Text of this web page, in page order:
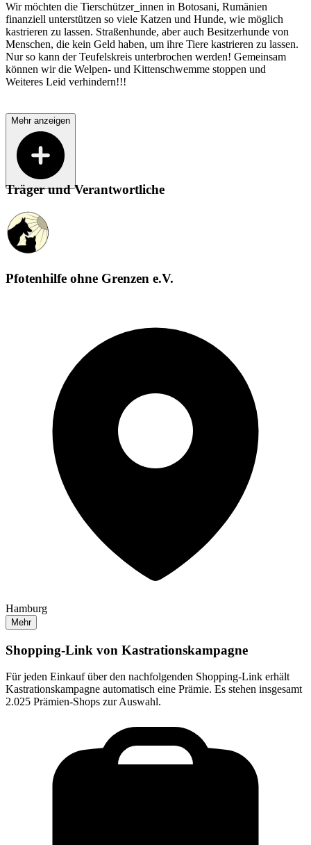
Wir möchten die Tierschützer_innen in Botosani, Rumänien
finanziell unterstützen so viele Katzen und Hunde, wie möglich
kastrieren zu lassen. Straßenhunde, aber auch Besitzerhunde von
Menschen, die kein Geld haben, um ihre Tiere kastrieren zu lassen.
Nur so kann der Teufelskreis unterbrochen werden! Gemeinsam
können wir die Welpen- und Kittenschwemme stoppen und
Weiteres Leid verhindern!!!
Mehr anzeigen
Träger und Verantwortliche
Pfotenhilfe ohne Grenzen e.V.
Hamburg
Mehr
Shopping-Link von Kastrationskampagne
Für jeden Einkauf über den nachfolgenden Shopping-Link erhält
Kastrationskampagne automatisch eine Prämie. Es stehen insgesamt
2.025 Prämien-Shops zur Auswahl.